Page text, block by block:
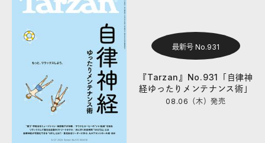
最新号 No.931
『Tarzan』No.931「自律神
経ゆったりメンテナンス術」
08.06（木）発売